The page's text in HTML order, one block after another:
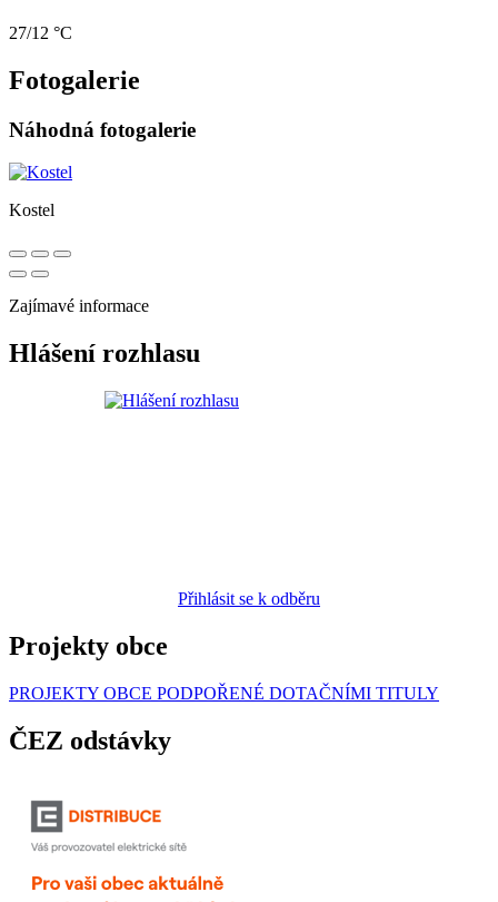
27/12 °C
Fotogalerie
Náhodná fotogalerie
Kostel
Zajímavé informace
Hlášení rozhlasu
Přihlásit se k odběru
Projekty obce
PROJEKTY OBCE PODPOŘENÉ DOTAČNÍMI TITULY
ČEZ odstávky